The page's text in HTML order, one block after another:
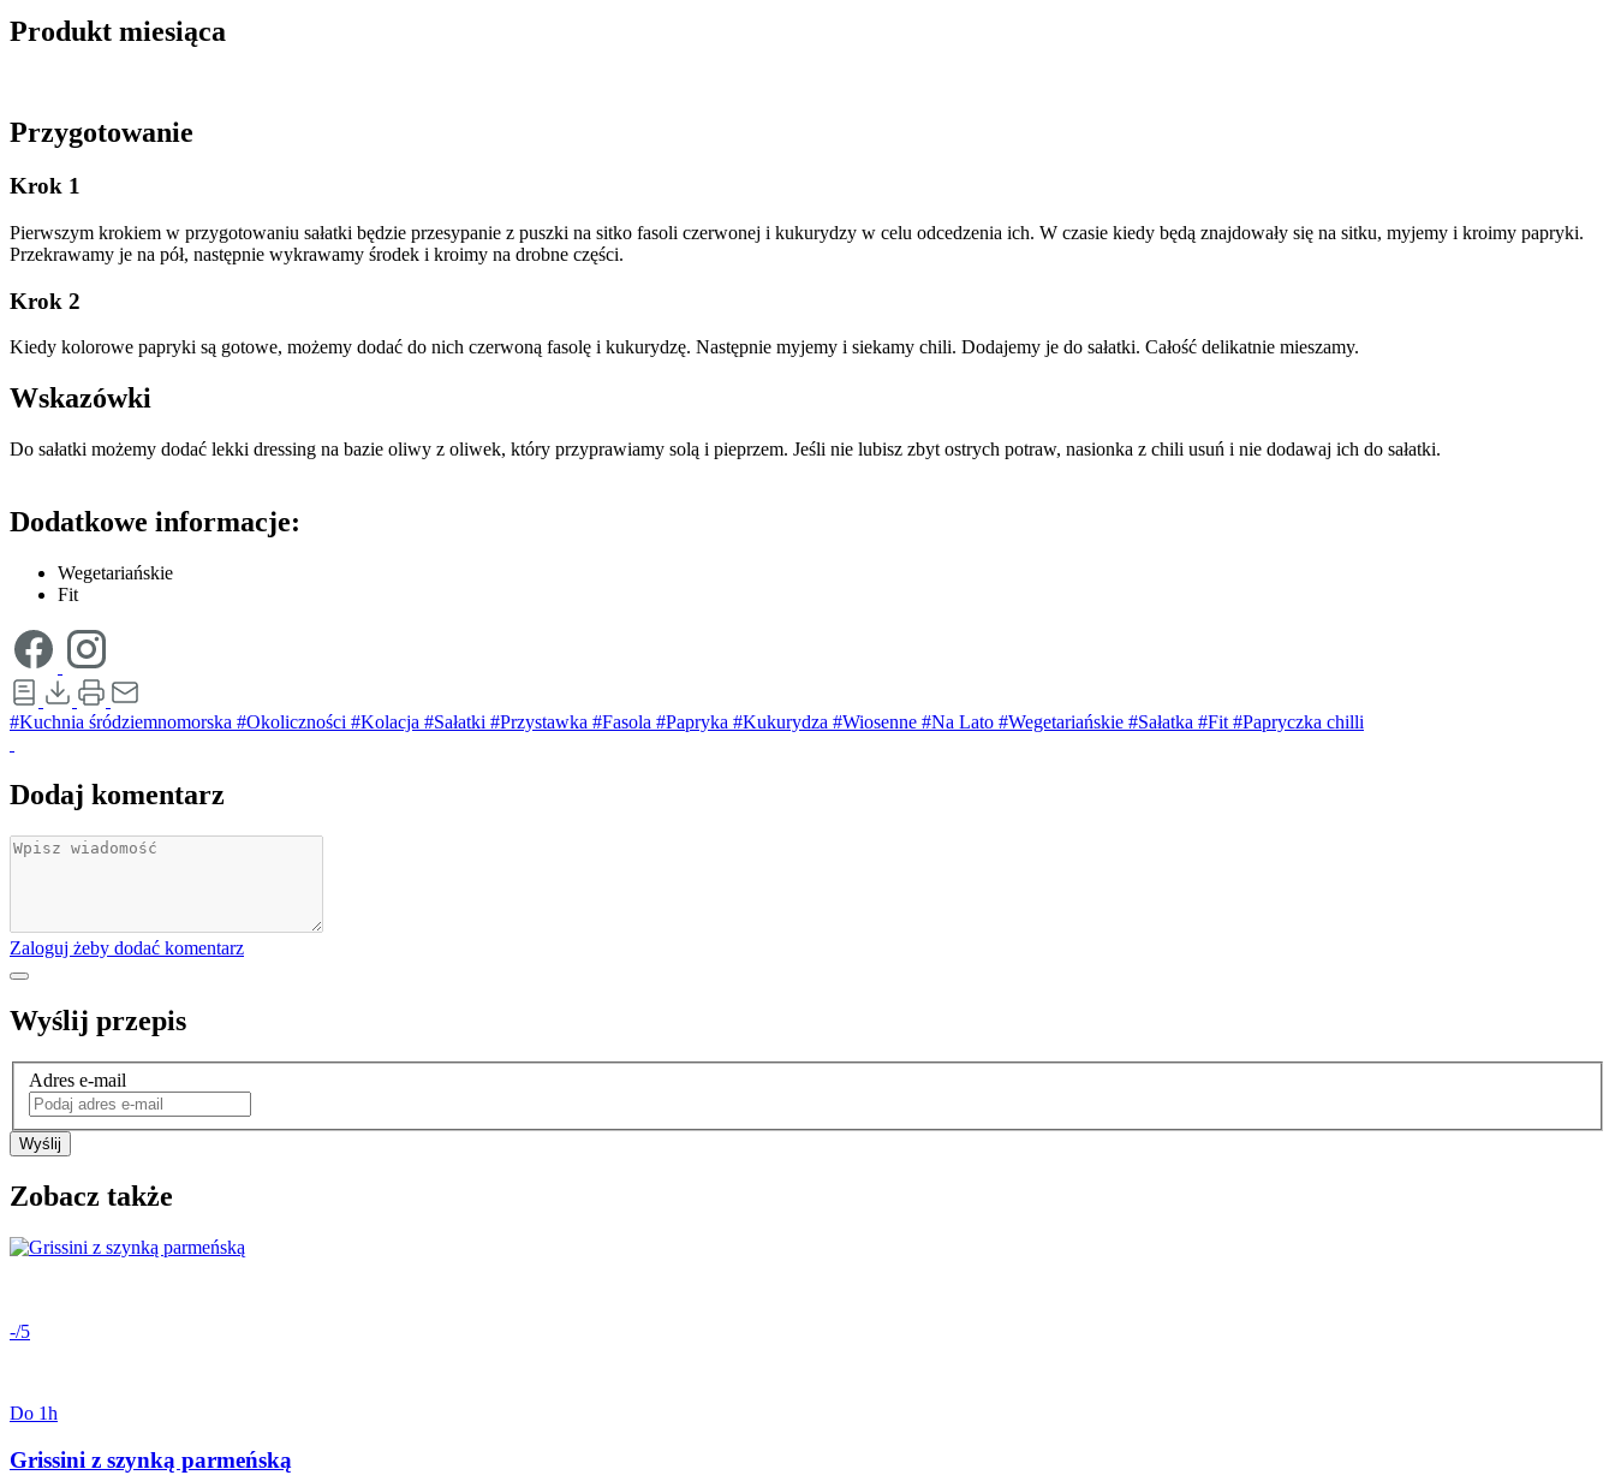
Produkt miesiąca
Przygotowanie
Krok 1
Pierwszym krokiem w przygotowaniu sałatki będzie przesypanie z puszki na sitko fasoli czerwonej i kukurydzy w celu odcedzenia ich. W czasie kiedy będą znajdowały się na sitku, myjemy i kroimy papryki.
Przekrawamy je na pół, następnie wykrawamy środek i kroimy na drobne części.
Krok 2
Kiedy kolorowe papryki są gotowe, możemy dodać do nich czerwoną fasolę i kukurydzę. Następnie myjemy i siekamy chili. Dodajemy je do sałatki. Całość delikatnie mieszamy.
Wskazówki
Do sałatki możemy dodać lekki dressing na bazie oliwy z oliwek, który przyprawiamy solą i pieprzem. Jeśli nie lubisz zbyt ostrych potraw, nasionka z chili usuń i nie dodawaj ich do sałatki.
Dodatkowe informacje:
Wegetariańskie
Fit
#Kuchnia śródziemnomorska #Okoliczności #Kolacja #Sałatki #Przystawka #Fasola #Papryka #Kukurydza #Wiosenne #Na Lato #Wegetariańskie #Sałatka #Fit #Papryczka chilli
Dodaj komentarz
Zaloguj żeby dodać komentarz
Wyślij przepis
Adres e-mail
Wyślij
Zobacz także
-/5
Do 1h
Grissini z szynką parmeńską